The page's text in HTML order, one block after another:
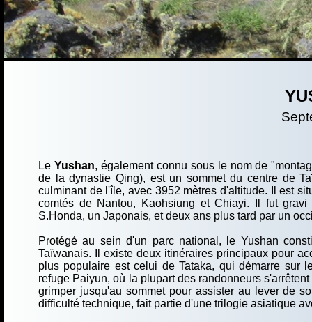
Le Yushan, également connu sous le nom de
de la dynastie Qing), est un sommet du centre de
culminant de l'île, avec 3952 mètres d'altitude. Il est
comtés de Nantou, Kaohsiung et Chiayi. Il fut
S.Honda, un Japonais, et deux ans plus tard par un
Protégé au sein d'un parc national, le Yushan
Taïwanais. Il existe deux itinéraires principaux pour
plus populaire est celui de Tataka, qui démarre sur
refuge Paiyun, où la plupart des randonneurs
grimper jusqu'au sommet pour assister au lever de
difficulté technique, fait partie d'une trilogie asiatique
MONT CAMEROUN, CAMEROUN